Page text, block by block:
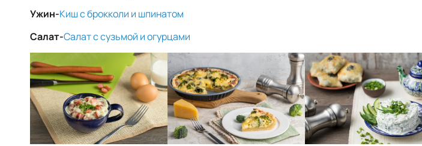
Ужин-Киш с брокколи и шпинатом
Салат-Салат с сузьмой и огурцами